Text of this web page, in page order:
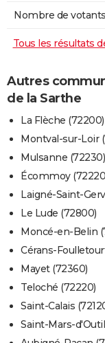
Nombre de votants
Tous les résultats
Autres
de la Sarthe
La Flèche (72200)
Montval-sur-Loir
Mulsanne (72230)
Écommoy
Laigné-Saint-
Le Lude (72800)
Moncé-en-Belin
Cérans-
Mayet (72360)
Teloché (72220)
Saint-Calais
Saint-Mars-